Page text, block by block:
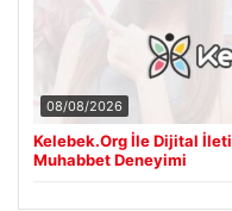
08/08/2026
Kelebek.Org İle Dijital
Muhabbet Deneyimi